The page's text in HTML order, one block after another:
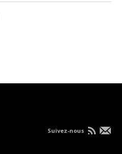
Suivez-nous